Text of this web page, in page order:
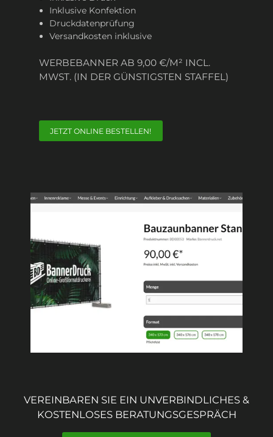
Inklusive Konfektion
Druckdatenprüfung
Versandkosten inklusive
WERBEBANNER AB 9,00 €/M² INCL.
MWST. (IN DER GÜNSTIGSTEN STAFFEL)
JETZT ONLINE BESTELLEN!
VEREINBAREN SIE EIN UNVERBINDLICHES &
KOSTENLOSES BERATUNGSGESPRÄCH